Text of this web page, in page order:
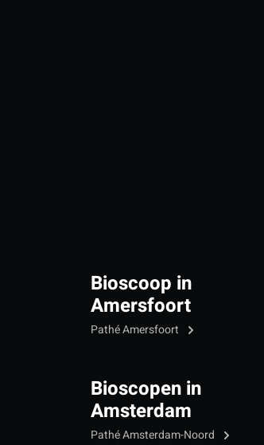
Bioscoop in
Amersfoort
Pathé Amersfoort
Bioscopen in
Amsterdam
Pathé Amsterdam-Noord